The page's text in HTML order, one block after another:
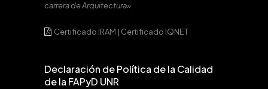
carrera de Arquitectura».
Certificado IRAM | Certificado IQNET
Declaración de Política de la Calidad
de la FAPyD UNR